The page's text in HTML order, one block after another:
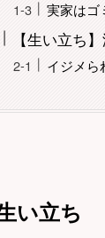
実家はゴ
【生い立ち
イジメら
い立ち